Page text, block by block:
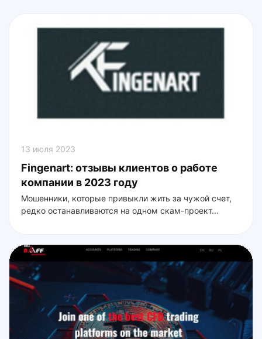
13 июля 2023
Fingenart: отзывы клиентов о работе
компании в 2023 году
Мошенники, которые привыкли жить за чужой счет,
редко останавливаются на одном скам-проект...